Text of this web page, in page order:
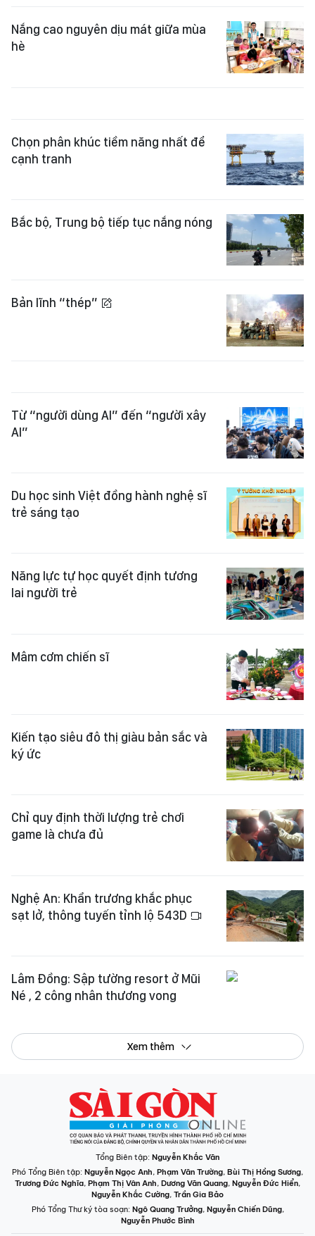
Nắng cao nguyên dịu mát giữa mùa
hè
Chọn phân khúc tiềm năng nhất để
cạnh tranh
Bắc bộ, Trung bộ tiếp tục nắng nóng
Bản lĩnh “thép”
Từ “người dùng AI” đến “người xây
AI”
Du học sinh Việt đồng hành nghệ sĩ
trẻ sáng tạo
Năng lực tự học quyết định tương
lai người trẻ
Mâm cơm chiến sĩ
Kiến tạo siêu đô thị giàu bản sắc và
ký ức
Chỉ quy định thời lượng trẻ chơi
game là chưa đủ
Nghệ An: Khẩn trương khắc phục
sạt lở, thông tuyến tỉnh lộ 543D
Lâm Đồng: Sập tường resort ở Mũi
Né , 2 công nhân thương vong
Xem thêm
Tổng Biên tập: Nguyễn Khắc Văn
Phó Tổng Biên tập: Nguyễn Ngọc Anh, Phạm Văn Trường, Bùi Thị Hồng Sương,
Trương Đức Nghĩa, Phạm Thị Vân Anh, Dương Văn Quang, Nguyễn Đức Hiển,
Nguyễn Khắc Cường, Trần Gia Bảo
Phó Tổng Thư ký tòa soạn: Ngô Quang Trưởng, Nguyễn Chiến Dũng,
Nguyễn Phước Bình